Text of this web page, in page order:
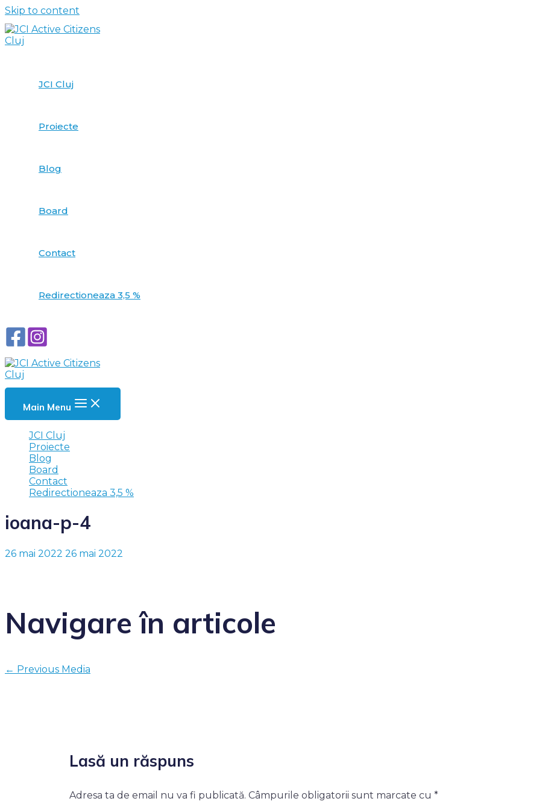
Skip to content
JCI Cluj
Proiecte
Blog
Board
Contact
Redirectioneaza 3,5 %
Main Menu
JCI Cluj
Proiecte
Blog
Board
Contact
Redirectioneaza 3,5 %
ioana-p-4
26 mai 2022 26 mai 2022
Navigare în articole
← Previous Media
Lasă un răspuns
Adresa ta de email nu va fi publicată. Câmpurile obligatorii sunt marcate cu *